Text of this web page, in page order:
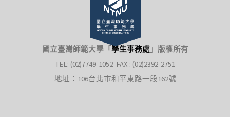
國立臺灣師範大學「 學生事務處」 版權所有
TEL: (02)7749-1052 FAX : (02)2392-2751
地址：106台北市和平東路一段162號